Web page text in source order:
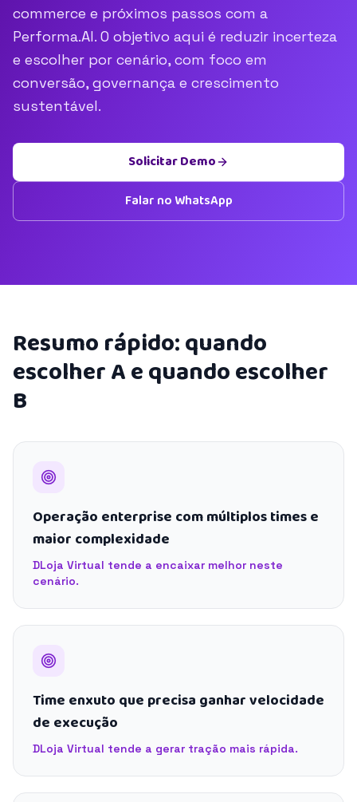
commerce e próximos passos com a
Performa.AI. O objetivo aqui é reduzir incerteza
e escolher por cenário, com foco em
conversão, governança e crescimento
sustentável.
Solicitar Demo
Falar no WhatsApp
Resumo rápido: quando
escolher A e quando escolher
B
Operação enterprise com múltiplos times e
maior complexidade
DLoja Virtual tende a encaixar melhor neste
cenário.
Time enxuto que precisa ganhar velocidade
de execução
DLoja Virtual tende a gerar tração mais rápida.